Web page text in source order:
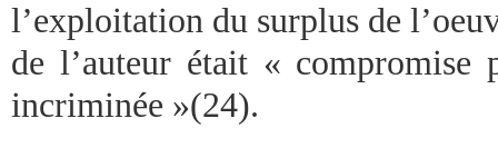
l’exploitation du surplus de
de l’auteur était « compromise
incriminée »(24).